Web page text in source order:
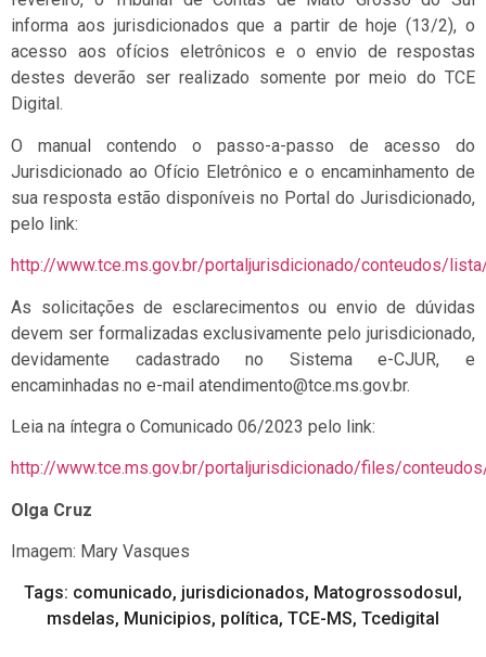
informa aos jurisdicionados que a partir de hoje (13/2), o
acesso aos ofícios eletrônicos e o envio de respostas
destes deverão ser realizado somente por meio do TCE
Digital.
O manual contendo o passo-a-passo de acesso do
Jurisdicionado ao Ofício Eletrônico e o encaminhamento de
sua resposta estão disponíveis no Portal do Jurisdicionado,
pelo link:
http://www.tce.ms.gov.br/portaljurisdicionado/conteudos/
As solicitações de esclarecimentos ou envio de dúvidas
devem ser formalizadas exclusivamente pelo jurisdicionado,
devidamente cadastrado no Sistema e-CJUR, e
encaminhadas no e-mail atendimento@tce.ms.gov.br.
Leia na íntegra o Comunicado 06/2023 pelo link:
http://www.tce.ms.gov.br/portaljurisdicionado/files/
Olga Cruz
Imagem: Mary Vasques
Tags: comunicado, jurisdicionados, Matogrossodosul ,
msdelas, Municipios, política, TCE-MS, Tcedigital